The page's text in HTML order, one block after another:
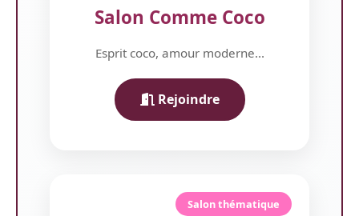
Salon Comme Coco
Esprit coco, amour moderne...
Rejoindre
Salon thématique